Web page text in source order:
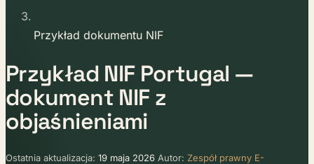
Przykład dokumentu NIF
Przykład NIF Portugal —
dokument NIF z
objaśnieniami
Ostatnia aktualizacja: 19 maja 2026 Autor: Zespół prawny E-